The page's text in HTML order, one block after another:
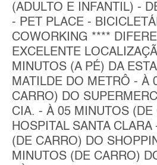
(ADULTO E INFANTIL) -
- PET PLACE -
COWORKING ****
EXCELENTE
MINUTOS (A PÉ) DA
MATILDE DO METRÔ - À
CARRO) DO
CIA. - À 05 MINUTOS (DE
HOSPITAL SANTA
(DE CARRO) DO
MINUTOS (DE CARRO)